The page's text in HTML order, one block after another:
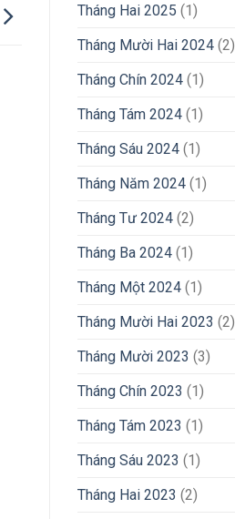
Tháng Hai 2025 (1)
Tháng Mười Hai 2024(2)
Tháng Chín 2024(1)
Tháng Tám 2024(1)
Tháng Sáu 2024(1)
Tháng Năm 2024(1)
Tháng Tư 2024(2)
Tháng Ba 2024(1)
Tháng Một 2024(1)
Tháng Mười Hai 2023 (2)
Tháng Mười 2023 (3)
Tháng Chín 2023 (1)
Tháng Tám 2023 (1)
Tháng Sáu 2023 (1)
Tháng Hai 2023 (2)